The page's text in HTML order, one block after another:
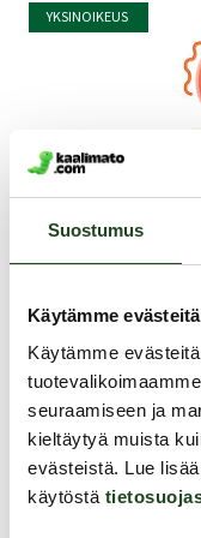
Suostumus
Käytämme evästeitä
Käytämme
seuraamiseen ja
kieltäytyä muista
evästeistä. Lue
käytöstä
Vesitiivis IPX7
Lähetyspaketin
Lähetyksen
YKSINOIKEUS
Loveline
Rabbit-